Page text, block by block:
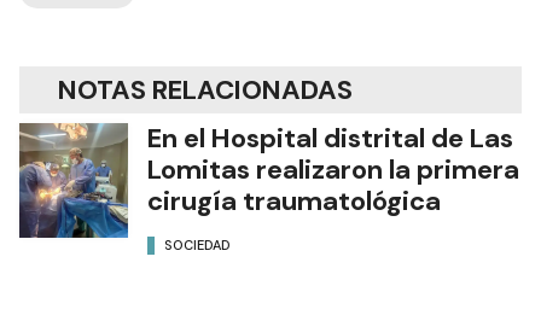
NOTAS RELACIONADAS
En el Hospital distrital de Las
Lomitas realizaron la primera
cirugía traumatológica
SOCIEDAD